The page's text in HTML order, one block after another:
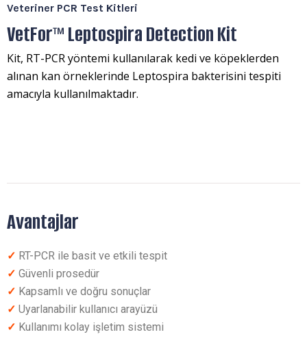
Veteriner PCR Test Kitleri
VetFor™ Leptospira Detection Kit
Kit, RT-PCR yöntemi kullanılarak kedi ve köpeklerden
alınan kan örneklerinde Leptospira bakterisini tespiti
amacıyla kullanılmaktadır.
Avantajlar
✓ RT-PCR ile basit ve etkili tespit
✓ Güvenli prosedür
✓ Kapsamlı ve doğru sonuçlar
✓ Uyarlanabilir kullanıcı arayüzü
✓ Kullanımı kolay işletim sistemi